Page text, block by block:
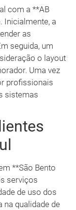
com a **AB
Inicialmente, a
as
seguida, um
o layout
Uma vez
profissionais
sistemas
**São Bento
serviços
de uso dos
qualidade de